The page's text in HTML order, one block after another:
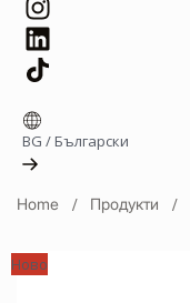
BG /Български
Home Продукти
Ново